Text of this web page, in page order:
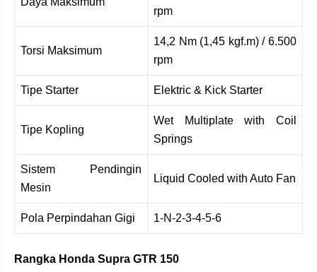
rpm
Torsi Maksimum
14,2 Nm (1,45 kgf.m) / 6.500
rpm
Tipe Starter Elektric & Kick Starter
Tipe Kopling
Wet Multiplate with Coil
Springs
Sistem Pendingin
Mesin
Liquid Cooled with Auto Fan
Pola Perpindahan Gigi 1-N-2-3-4-5-6
Rangka Honda Supra GTR 150